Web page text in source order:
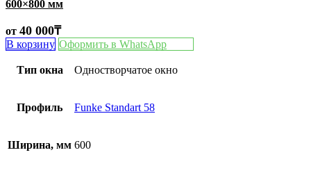
600×800 мм
от 40 000₸
В корзину Оформить в WhatsApp
Тип окна Одностворчатое окно
Профиль Funke Standart 58
Ширина, мм 600